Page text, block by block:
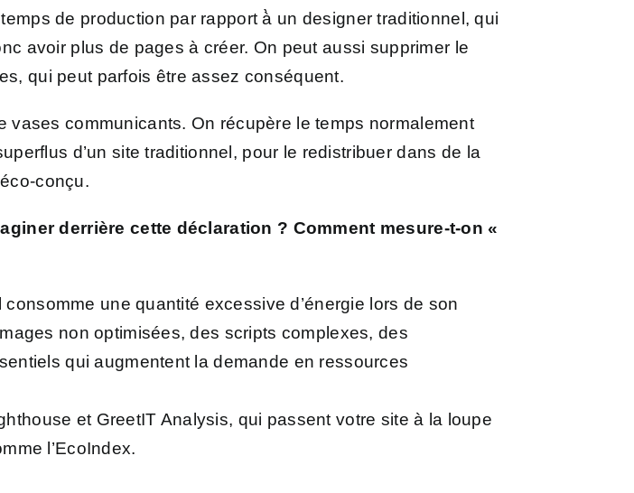
de production par rapport à̀ un designer traditionnel, qui
avoir plus de pages à créer. On peut aussi supprimer le
qui peut parfois être assez conséquent.
vases communicants. On récupère le temps normalement
d’un site traditionnel, pour le redistribuer dans de la
conçu.
derrière cette déclaration ? Comment mesure-t-on «
une quantité excessive d’énergie lors de son
non optimisées, des scripts complexes, des
qui augmentent la demande en ressources
et GreetIT Analysis, qui passent votre site à la loupe
l’EcoIndex.